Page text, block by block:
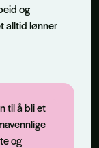
og
alltid lønner
til å bli et
og